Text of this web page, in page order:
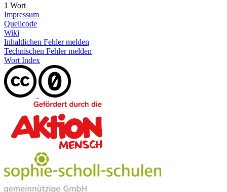
1 Wort
Impressum
Quellcode
Wiki
Inhaltlichen Fehler melden
Technischen Fehler melden
Wort Index